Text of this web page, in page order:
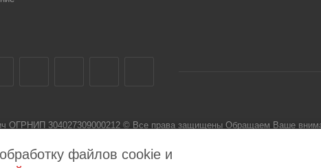
ОГРНИП 304027309000212 © Все права защищены Обращаем Ваше
файлов cookie и